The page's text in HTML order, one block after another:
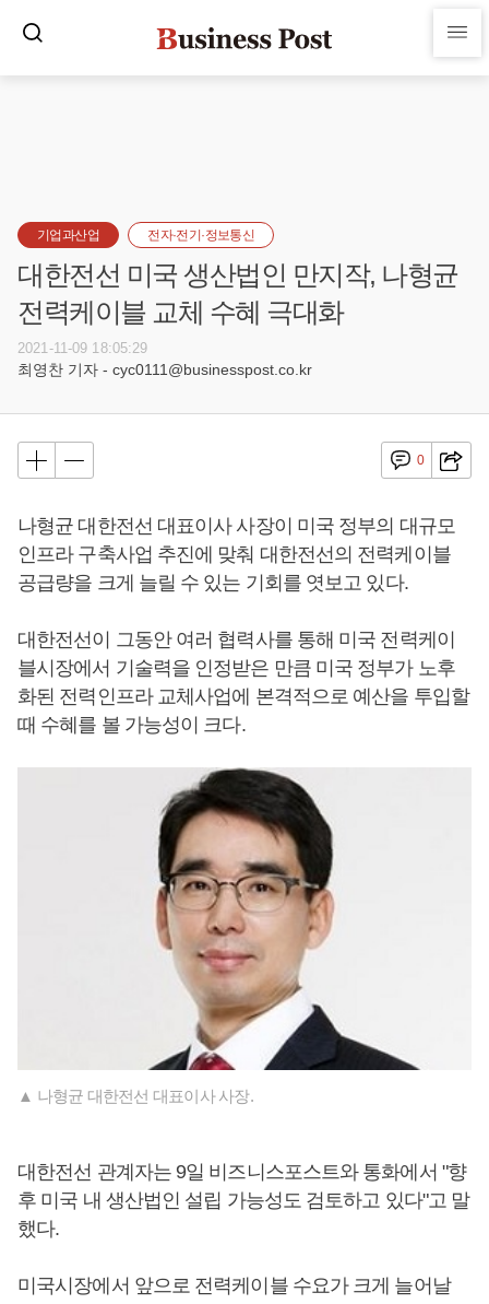
기업과산업 전자·전기·정보통신
대한전선 미국 생산법인 만지작, 나형균
전력케이블 교체 수혜 극대화
2021-11-09 18:05:29
최영찬 기자 - cyc0111@businesspost.co.kr
0
나형균 대한전선 대표이사 사장이 미국 정부의 대규모
인프라 구축사업 추진에 맞춰 대한전선의 전력케이블
공급량을 크게 늘릴 수 있는 기회를 엿보고 있다.
대한전선이 그동안 여러 협력사를 통해 미국 전력케이
블시장에서 기술력을 인정받은 만큼 미국 정부가 노후
화된 전력인프라 교체사업에 본격적으로 예산을 투입할
때 수혜를 볼 가능성이 크다.
▲ 나형균 대한전선 대표이사 사장.
대한전선 관계자는 9일 비즈니스포스트와 통화에서 "향
후 미국 내 생산법인 설립 가능성도 검토하고 있다"고 말
했다.
미국시장에서 앞으로 전력케이블 수요가 크게 늘어날